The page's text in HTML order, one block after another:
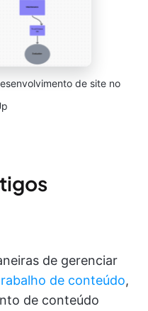
de site no
de gerenciar
de conteúdo,
de conteúdo